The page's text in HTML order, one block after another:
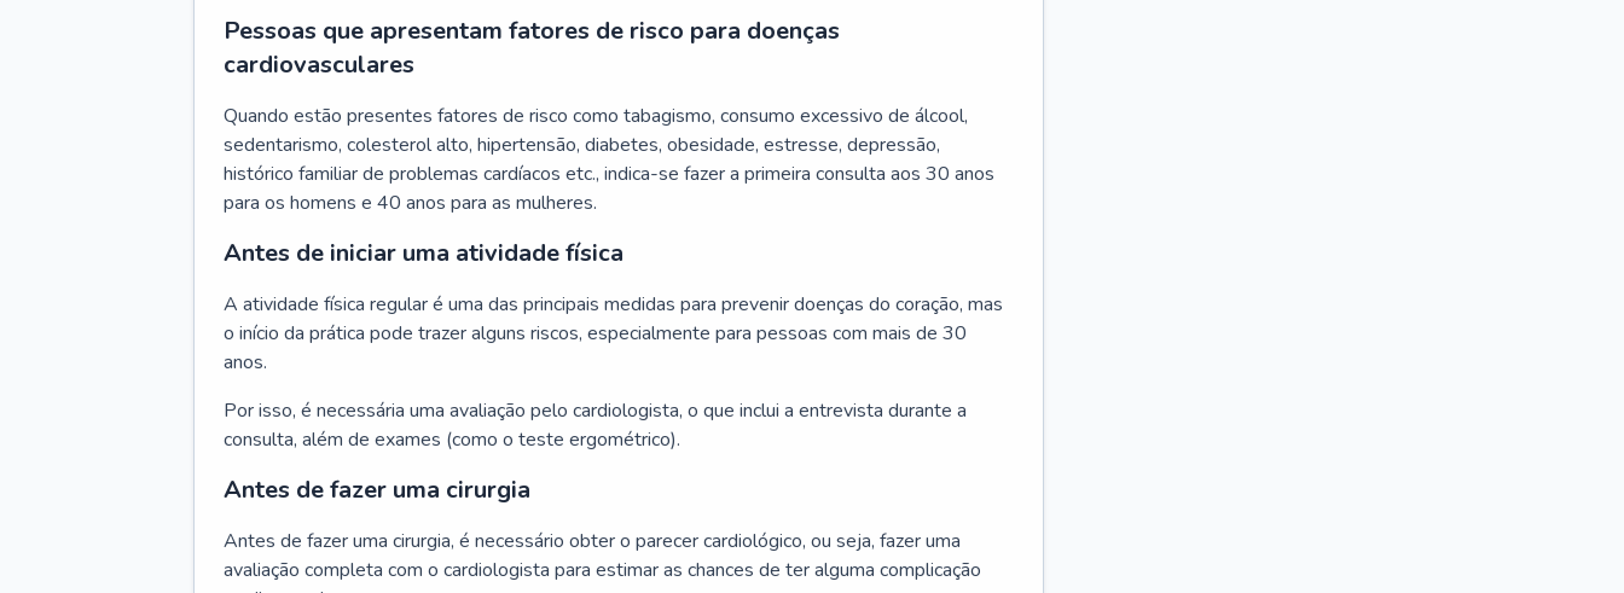
Pessoas que apresentam fatores de risco para doenças
cardiovasculares
Quando estão presentes fatores de risco como tabagismo, consumo excessivo de álcool,
sedentarismo, colesterol alto, hipertensão, diabetes, obesidade, estresse, depressão,
histórico familiar de problemas cardíacos etc., indica-se fazer a primeira consulta aos 30 anos
para os homens e 40 anos para as mulheres.
Antes de iniciar uma atividade física
A atividade física regular é uma das principais medidas para prevenir doenças do coração, mas
o início da prática pode trazer alguns riscos, especialmente para pessoas com mais de 30
anos.
Por isso, é necessária uma avaliação pelo cardiologista, o que inclui a entrevista durante a
consulta, além de exames (como o teste ergométrico).
Antes de fazer uma cirurgia
Antes de fazer uma cirurgia, é necessário obter o parecer cardiológico, ou seja, fazer uma
avaliação completa com o cardiologista para estimar as chances de ter alguma complicação